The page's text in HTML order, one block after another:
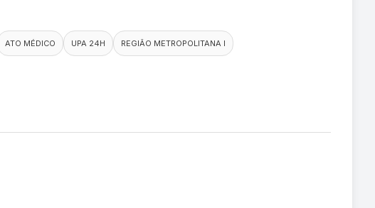
ATO MÉDICO UPA 24H REGIÃO METROPOLITANA I